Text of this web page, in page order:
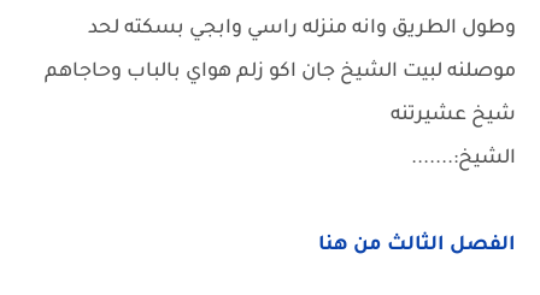
وطول الطريق وانه منزله راسي وابجي بسكته لحد
موصلنه لبيت الشيخ جان اكو زلم هواي بالباب وحاجاهم
شيخ عشيرتنه
الشيخ:.......
الفصل الثالث من هنا